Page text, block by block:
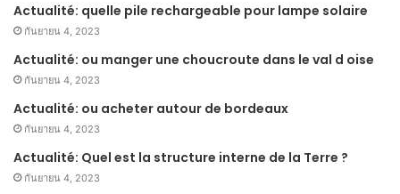
Actualité: quelle pile rechargeable pour lampe solaire
กันยายน 4, 2023
Actualité: ou manger une choucroute dans le val d oise
กันยายน 4, 2023
Actualité: ou acheter autour de bordeaux
กันยายน 4, 2023
Actualité: Quel est la structure interne de la Terre ?
กันยายน 4, 2023